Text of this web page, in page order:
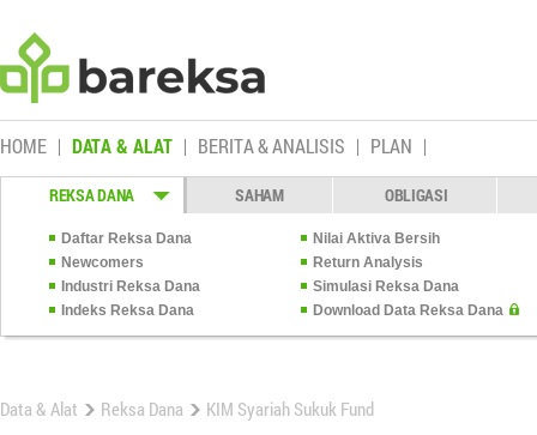
HOME DATA & ALAT BERITA & ANALISIS PLAN
REKSA DANA SAHAM OBLIGASI
Daftar Reksa Dana
Nilai Aktiva Bersih
Newcomers
Return Analysis
Industri Reksa Dana
Simulasi Reksa Dana
Indeks Reksa Dana
Download Data Reksa Dana
Data & Alat Reksa Dana KIM Syariah Sukuk Fund